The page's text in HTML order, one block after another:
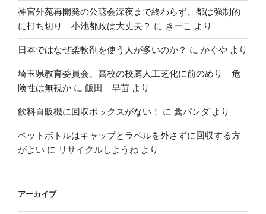
神宮外苑再開発の公聴会深夜まで終わらず、都は強制的
に打ち切り 小池都政は大丈夫？ に きーこ より
日本ではなぜ柔軟剤を使う人が多いのか？ に かぐや より
埼玉県教育委員会、高校の校庭人工芝化に前のめり 危
険性は無視か に 飯田 早苗 より
飲料自販機に回収ボックスがない！ に 糞パンダ より
ペットボトルはキャップとラベルを外さずに回収する方
がよい に リサイクルしようね より
アーカイブ